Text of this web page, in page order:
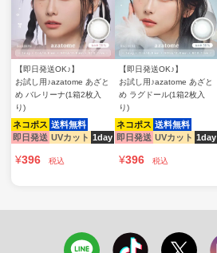
【即日発送OK♪】
お試し用♪azatome あざと
め バレリーナ(1箱2枚入
り)
ネコポス 送料無料
即日発送 UVカット 1day
¥396 税込
【即日発送OK♪】
お試し用♪azatome あざと
め ラグドール(1箱2枚入
り)
ネコポス 送料無料
即日発送 UVカット 1day
¥396 税込